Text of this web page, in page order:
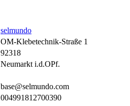
selmundo
OM-Klebetechnik-Straße 1
92318
Neumarkt i.d.OPf.
base@selmundo.com
004991812700390